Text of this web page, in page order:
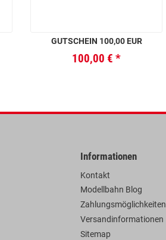
GUTSCHEIN 100,00 EUR
100,00 € *
Informationen
Kontakt
Modellbahn Blog
Zahlungsmöglichkeiten
Versandinformationen
Sitemap